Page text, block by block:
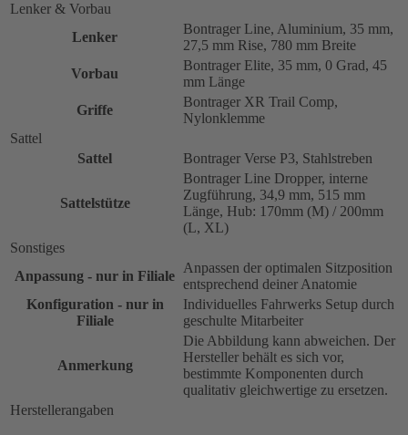
Lenker & Vorbau
Lenker
Bontrager Line, Aluminium, 35 mm,
27,5 mm Rise, 780 mm Breite
Vorbau
Bontrager Elite, 35 mm, 0 Grad, 45
mm Länge
Griffe
Bontrager XR Trail Comp,
Nylonklemme
Sattel
Sattel
Bontrager Verse P3, Stahlstreben
Sattelstütze
Bontrager Line Dropper, interne
Zugführung, 34,9 mm, 515 mm
Länge, Hub: 170mm (M) / 200mm
(L, XL)
Sonstiges
Anpassung - nur in Filiale
Anpassen der optimalen Sitzposition
entsprechend deiner Anatomie
Konfiguration - nur in
Filiale
Individuelles Fahrwerks Setup durch
geschulte Mitarbeiter
Anmerkung
Die Abbildung kann abweichen. Der
Hersteller behält es sich vor,
bestimmte Komponenten durch
qualitativ gleichwertige zu ersetzen.
Herstellerangaben